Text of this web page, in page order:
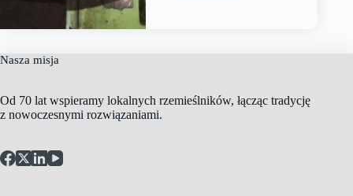
Nasza misja
Od 70 lat wspieramy lokalnych rzemieślników, łącząc tradycję
z nowoczesnymi rozwiązaniami.